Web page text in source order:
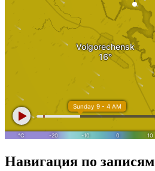
Навигация по записям